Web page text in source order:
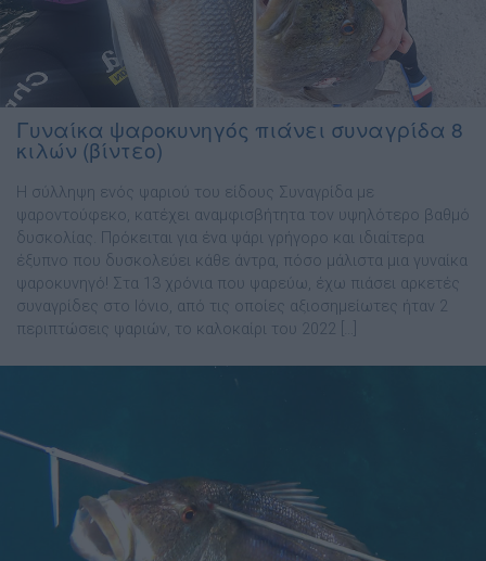
Γυναίκα ψαροκυνηγός πιάνει συναγρίδα 8
κιλών (βίντεο)
Η σύλληψη ενός ψαριού του είδους Συναγρίδα με
ψαροντούφεκο, κατέχει αναμφισβήτητα τον υψηλότερο βαθμό
δυσκολίας. Πρόκειται για ένα ψάρι γρήγορο και ιδιαίτερα
έξυπνο που δυσκολεύει κάθε άντρα, πόσο μάλιστα μια γυναίκα
ψαροκυνηγό! Στα 13 χρόνια που ψαρεύω, έχω πιάσει αρκετές
συναγρίδες στο Ιόνιο, από τις οποίες αξιοσημείωτες ήταν 2
περιπτώσεις ψαριών, το καλοκαίρι του 2022 […]